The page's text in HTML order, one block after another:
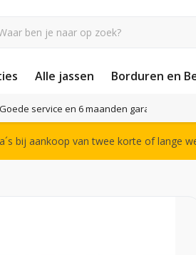
Alle jassen Borduren en
Goede service en 6 maanden garantie
bij aankoop van twee korte of lange